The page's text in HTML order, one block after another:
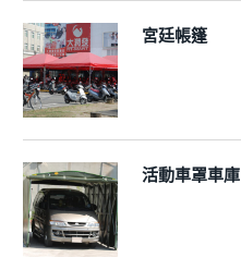
宮廷帳篷
活動車罩車庫